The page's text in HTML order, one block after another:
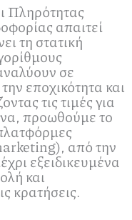
Πληρότητας
απαιτεί
τη στατική
σε
εποχικότητα και
τις τιμές για
προωθούμε το
από την
εξειδικευμένα
και
κρατήσεις.